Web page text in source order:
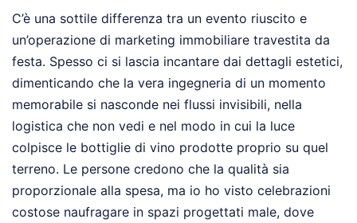
C’è una sottile differenza tra un evento riuscito e
un’operazione di marketing immobiliare travestita da
festa. Spesso ci si lascia incantare dai dettagli estetici,
dimenticando che la vera ingegneria di un momento
memorabile si nasconde nei flussi invisibili, nella
logistica che non vedi e nel modo in cui la luce
colpisce le bottiglie di vino prodotte proprio su quel
terreno. Le persone credono che la qualità sia
proporzionale alla spesa, ma io ho visto celebrazioni
costose naufragare in spazi progettati male, dove